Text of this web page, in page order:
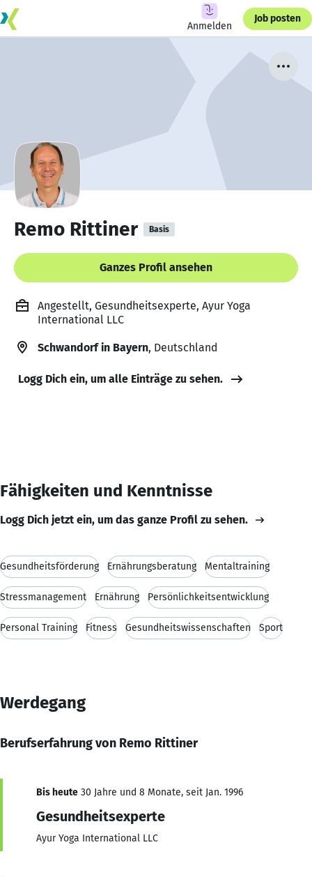
Anmelden
Job posten
Remo Rittiner Basis
Ganzes Profil ansehen
Angestellt, Gesundheitsexperte, Ayur Yoga
International LLC
Schwandorf in Bayern, Deutschland
Logg Dich ein, um alle Einträge zu sehen.
Fähigkeiten und Kenntnisse
Logg Dich jetzt ein, um das ganze Profil zu sehen.
Gesundheitsförderung Ernährungsberatung Mentaltraining
Stressmanagement Ernährung Persönlichkeitsentwicklung
Personal Training Fitness Gesundheitswissenschaften Sport
Werdegang
Berufserfahrung von Remo Rittiner
Bis heute 30 Jahre und 8 Monate, seit Jan. 1996
Gesundheitsexperte
Ayur Yoga International LLC